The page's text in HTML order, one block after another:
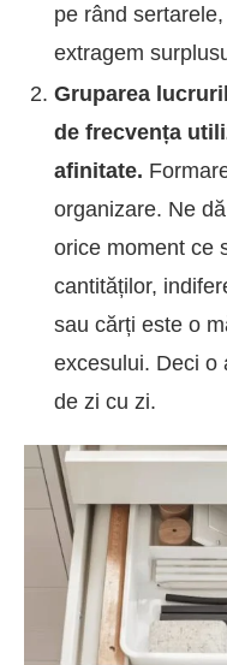
pe rând
extragem
Gruparea
de frecvența
afinitate.
organizare. Ne
orice moment ce
cantităților,
sau cărți este o
excesului. Deci o
de zi cu zi.